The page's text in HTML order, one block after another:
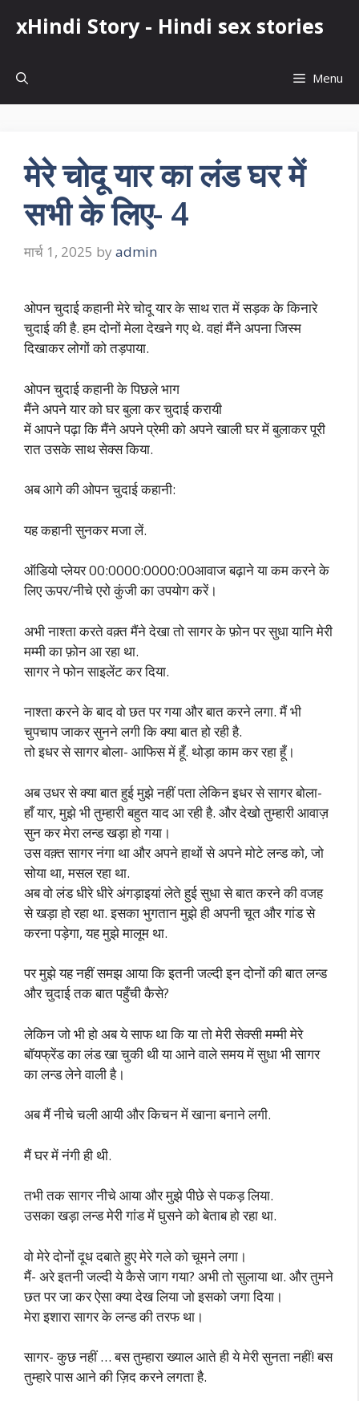
xHindi Story - Hindi sex stories
Menu
मेरे चोदू यार का लंड घर में
सभी के लिए- 4
मार्च 1, 2025 by admin
ओपन चुदाई कहानी मेरे चोदू यार के साथ रात में सड़क के किनारे
चुदाई की है. हम दोनों मेला देखने गए थे. वहां मैंने अपना जिस्म
दिखाकर लोगों को तड़पाया.
ओपन चुदाई कहानी के पिछले भाग
मैंने अपने यार को घर बुला कर चुदाई करायी
में आपने पढ़ा कि मैंने अपने प्रेमी को अपने खाली घर में बुलाकर पूरी
रात उसके साथ सेक्स किया.
अब आगे की ओपन चुदाई कहानी:
यह कहानी सुनकर मजा लें.
ऑडियो प्लेयर 00:0000:0000:00आवाज बढ़ाने या कम करने के
लिए ऊपर/नीचे एरो कुंजी का उपयोग करें।
अभी नाश्ता करते वक़्त मैंने देखा तो सागर के फ़ोन पर सुधा यानि मेरी
मम्मी का फ़ोन आ रहा था.
सागर ने फोन साइलेंट कर दिया.
नाश्ता करने के बाद वो छत पर गया और बात करने लगा. मैं भी
चुपचाप जाकर सुनने लगी कि क्या बात हो रही है.
तो इधर से सागर बोला- आफिस में हूँ. थोड़ा काम कर रहा हूँ।
अब उधर से क्या बात हुई मुझे नहीं पता लेकिन इधर से सागर बोला-
हाँ यार, मुझे भी तुम्हारी बहुत याद आ रही है. और देखो तुम्हारी आवाज़
सुन कर मेरा लन्ड खड़ा हो गया।
उस वक़्त सागर नंगा था और अपने हाथों से अपने मोटे लन्ड को, जो
सोया था, मसल रहा था.
अब वो लंड धीरे धीरे अंगड़ाइयां लेते हुई सुधा से बात करने की वजह
से खड़ा हो रहा था. इसका भुगतान मुझे ही अपनी चूत और गांड से
करना पड़ेगा, यह मुझे मालूम था.
पर मुझे यह नहीं समझ आया कि इतनी जल्दी इन दोनों की बात लन्ड
और चुदाई तक बात पहुँची कैसे?
लेकिन जो भी हो अब ये साफ था कि या तो मेरी सेक्सी मम्मी मेरे
बॉयफ्रेंड का लंड खा चुकी थी या आने वाले समय में सुधा भी सागर
का लन्ड लेने वाली है।
अब मैं नीचे चली आयी और किचन में खाना बनाने लगी.
मैं घर में नंगी ही थी.
तभी तक सागर नीचे आया और मुझे पीछे से पकड़ लिया.
उसका खड़ा लन्ड मेरी गांड में घुसने को बेताब हो रहा था.
वो मेरे दोनों दूध दबाते हुए मेरे गले को चूमने लगा।
मैं- अरे इतनी जल्दी ये कैसे जाग गया? अभी तो सुलाया था. और तुमने
छत पर जा कर ऐसा क्या देख लिया जो इसको जगा दिया।
मेरा इशारा सागर के लन्ड की तरफ था।
सागर- कुछ नहीं … बस तुम्हारा ख्याल आते ही ये मेरी सुनता नहीं! बस
तुम्हारे पास आने की ज़िद करने लगता है.